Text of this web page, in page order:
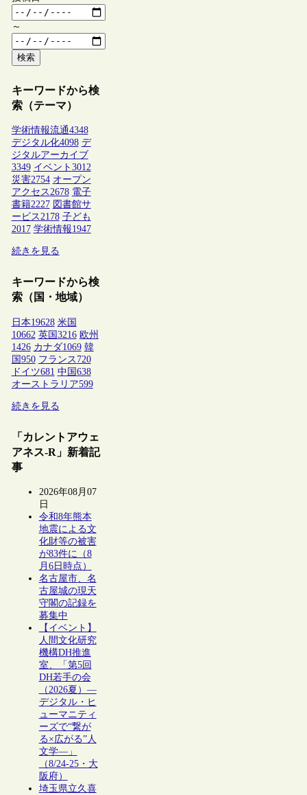
～
検索
キーワードから検
索（テーマ）
学術情報流通4348
デジタル化4098 デ
ジタルアーカイブ
3349 イベント 3012
災害2754 オープン
アクセス2678 電子
書籍2227 図書館サ
ービス2178 子ども
2017 学術情報1947
続きを見る
キーワードから検
索（国・地域）
日本19628 米国
10662 英国 3216 欧州
1426 カナダ1069 韓
国 950 フランス 720
ドイツ681 中国 638
オーストラリア599
続きを見る
「カレントアウェ
アネス-R」新着記
事
2026年08月07
日
令和8年熊本
地震による文
化財等の被害
が83件に（8
月6日時点）
名古屋市、名
古屋城の現天
守閣の記録を
募集中
【イベント】
人間文化研究
機構DH推進
室、「第5回
DH若手の会
（2026夏）―
デジタル・ヒ
ューマニティ
ーズで“繋が
る×広がる”人
文学―」
（8/24-25・大
阪府）
埼玉県立久喜